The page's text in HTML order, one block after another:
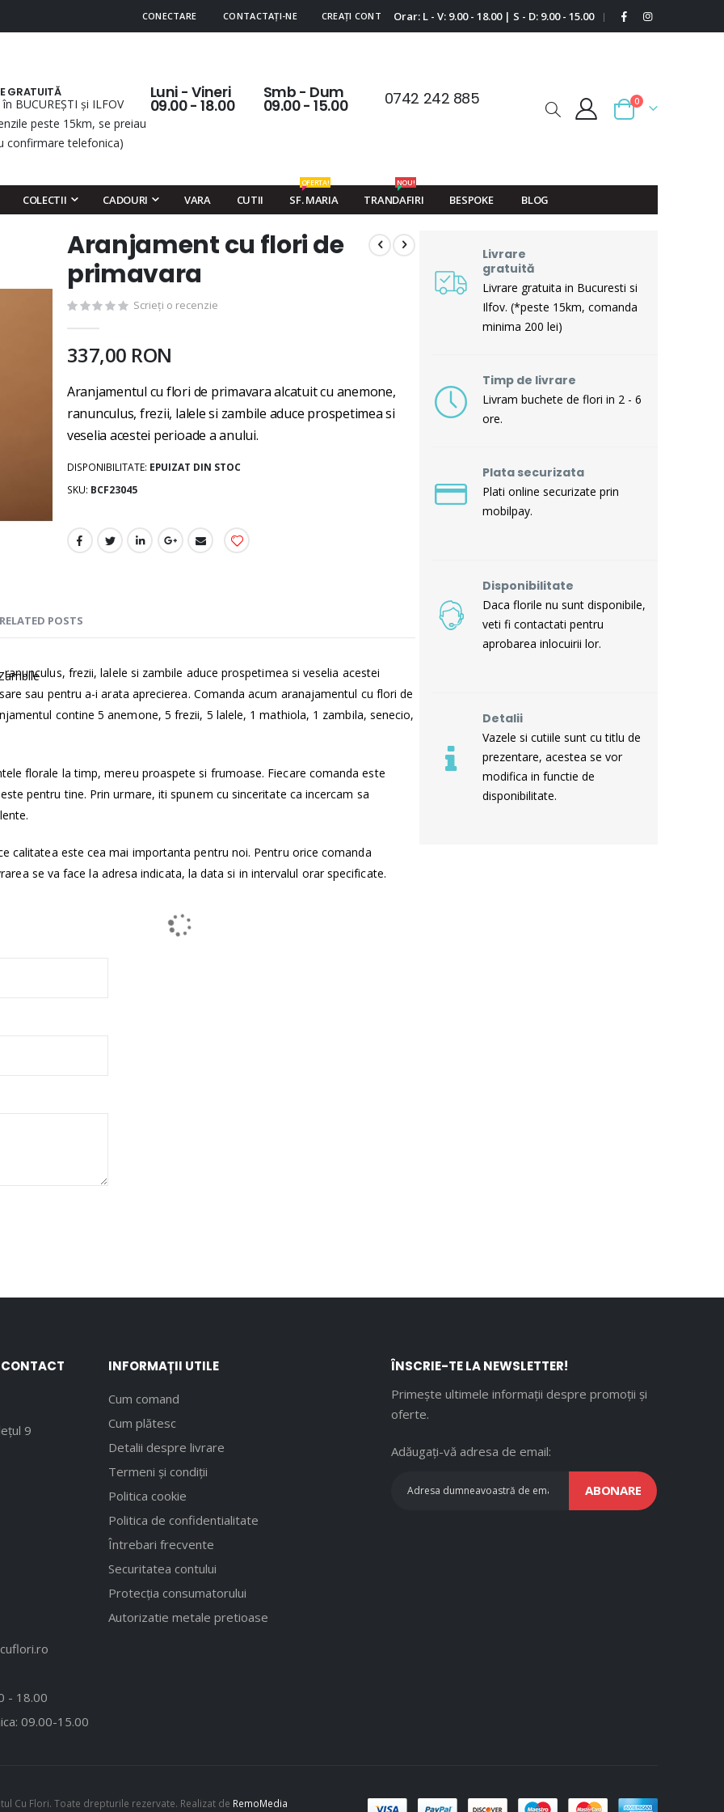
CONECTARE CONTACTAȚI-NE CREAȚI CONT Orar: L - V: 9.00 - 18.00 | S - D: 9.00 - 15.00 |
GRATUITĂ
BUCUREȘTI și ILFOV
peste 15km, se preiau
confirmare telefonica)
Luni - Vineri
09.00 - 18.00
Smb - Dum
09.00 - 15.00 0742 242 885
Cart
0
COLECTII CADOURI VARA CUTII SF. MARIA
OFERTA!
TRANDAFIRI
NOU!
BESPOKE BLOG
Skip
beginning
images
Aranjament cu flori de
primavara
Scrieți o recenzie
337,00 RON
Aranjamentul cu flori de primavara alcatuit cu anemone,
ranunculus, frezii, lalele si zambile aduce prospetimea si
veselia acestei perioade a anului.
DISPONIBILITATE: EPUIZAT DIN STOC
SKU BCF23045
frezii, lalele si zambile aduce prospetimea si veselia acestei
sau pentru a-i arata aprecierea. Comanda acum aranajamentul cu flori de
contine 5 anemone, 5 frezii, 5 lalele, 1 mathiola, 1 zambila, senecio,
florale la timp, mereu proaspete si frumoase. Fiecare comanda este
pentru tine. Prin urmare, iti spunem cu sinceritate ca incercam sa
calitatea este cea mai importanta pentru noi. Pentru orice comanda
se va face la adresa indicata, la data si in intervalul orar specificate.
RELATED POSTS
Livrare
gratuită
Livrare gratuita in Bucuresti si
Ilfov. (*peste 15km, comanda
minima 200 lei)
Timp de livrare
Livram buchete de flori in 2 - 6
ore.
Plata securizata
Plati online securizate prin
mobilpay.
Disponibilitate
Daca florile nu sunt disponibile,
veti fi contactati pentru
aprobarea inlocuirii lor.
Detalii
Vazele si cutiile sunt cu titlu de
prezentare, acestea se vor
modifica in functie de
disponibilitate.
9
- 18.00
09.00-15.00
INFORMAȚII UTILE
Cum comand
Cum plătesc
Detalii despre livrare
Termeni și condiții
Politica cookie
Politica de confidentialitate
Întrebari frecvente
Securitatea contului
Protecția consumatorului
Autorizatie metale pretioase
ÎNSCRIE-TE LA NEWSLETTER!
Primește ultimele informații despre promoții și
oferte.
Adăugați-vă adresa de email:
ABONARE
Cu Flori. Toate drepturile rezervate. Realizat de RemoMedia